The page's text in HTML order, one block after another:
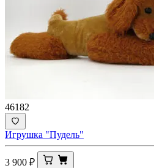
46182
Игрушка "Пудель"
3 900 ₽